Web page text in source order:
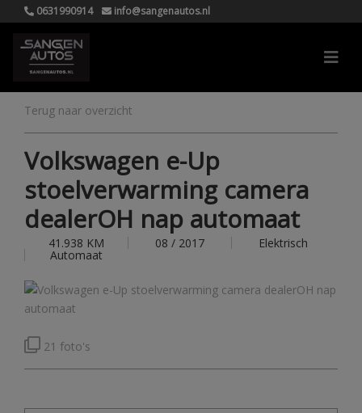
0631990914 info@sangenautos.nl
Terug naar overzicht
Volkswagen e-Up
stoelverwarming camera
dealerOH nap automaat
41.938 KM 08 / 2017 Elektrisch
Automaat
21 foto's